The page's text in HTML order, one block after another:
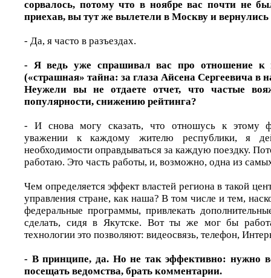
сорвалось, потому что в ноябре вас почти не
приехав, вы тут же вылетели в Москву и вернулись
- Да, я часто в разъездах.
- Я ведь уже спрашивал вас про отношение к
(«страшная» тайна: за глаза Айсена Сергеевича в
Неужели вы не отдаете отчет, что частые
популярности, снижению рейтинга?
- И снова могу сказать, что отношусь к этому
уважении к каждому жителю республики, я
необходимости оправдываться за каждую поездку.
работаю. Это часть работы, и, возможно, одна из
Чем определяется эффект властей региона в такой
управления стране, как наша? В том числе и тем,
федеральные программы, привлекать
сделать, сидя в Якутске. Вот ты же мог бы
технологии это позволяют: видеосвязь, телефон,
- В принципе, да. Но не так эффективно: нужно
посещать ведомства, брать комментарии.